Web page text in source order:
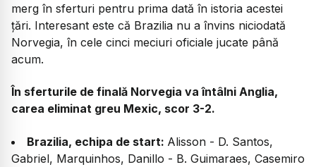
merg în sferturi pentru prima dată în istoria acestei
țări. Interesant este că Brazilia nu a învins niciodată
Norvegia, în cele cinci meciuri oficiale jucate până
acum.
În sferturile de finală Norvegia va întâlni Anglia,
carea eliminat greu Mexic, scor 3-2.
Brazilia, echipa de start: Alisson - D. Santos,
Gabriel, Marquinhos, Danillo - B. Guimaraes, Casemiro